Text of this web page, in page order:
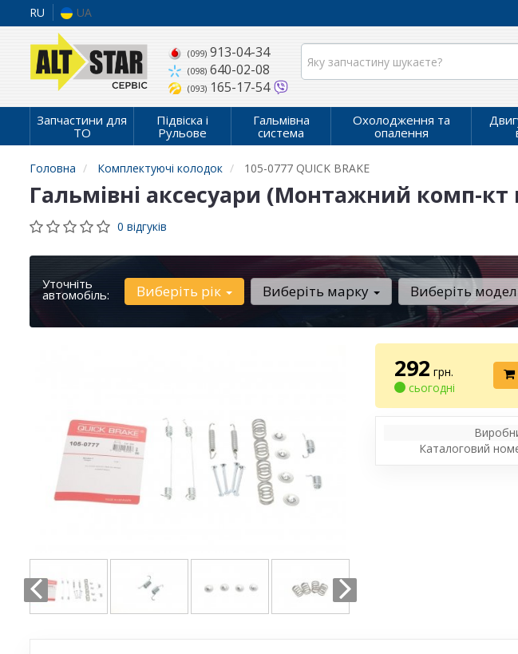
RU UA
(099)913-04-34
(098)640-02-08
(093)165-17-54
Запчастини для
ТО
Підвіска і
Рульове
Гальмівна
система
Охолодження та
опалення
Головна Комплектуючі колодок 105-0777 QUICK BRAKE
Гальмівні аксесуари (Монтажний комп-кт
0 відгуків
Уточніть
автомобіль: Виберіть рік Виберіть марку Виберіть
292 грн.
сьогодні
Каталоговий